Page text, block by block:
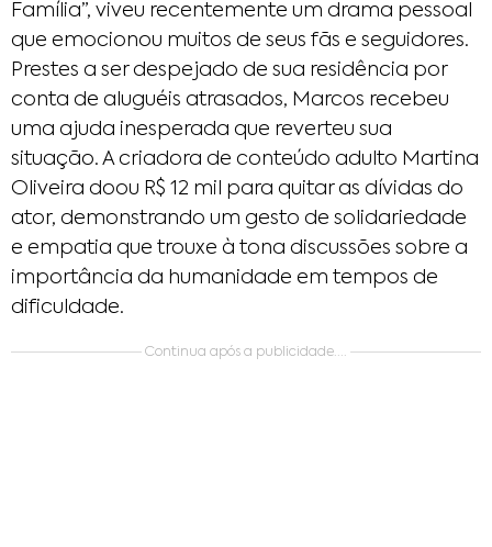
Família”, viveu recentemente um drama pessoal
que emocionou muitos de seus fãs e seguidores.
Prestes a ser despejado de sua residência por
conta de aluguéis atrasados, Marcos recebeu
uma ajuda inesperada que reverteu sua
situação. A criadora de conteúdo adulto Martina
Oliveira doou R$ 12 mil para quitar as dívidas do
ator, demonstrando um gesto de solidariedade
e empatia que trouxe à tona discussões sobre a
importância da humanidade em tempos de
dificuldade.
Continua após a publicidade....